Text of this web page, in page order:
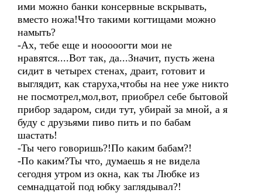
ими можно банки консервные вскрывать,
вместо ножа!Что такими когтищами можно
намыть?
-Ах, тебе еще и нооооогти мои не
нравятся....Вот так, да...Значит, пусть жена
сидит в четырех стенах, драит, готовит и
выглядит, как старуха,чтобы на нее уже никто
не посмотрел,мол,вот, приобрел себе бытовой
прибор задаром, сиди тут, убирай за мной, а я
буду с друзьями пиво пить и по бабам
шастать!
-Ты чего говоришь?!По каким бабам?!
-По каким?Ты что, думаешь я не видела
сегодня утром из окна, как ты Любке из
семнадцатой под юбку заглядывал?!